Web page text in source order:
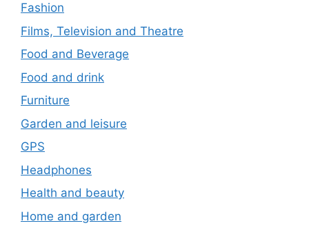
Fashion
Films, Television and Theatre
Food and Beverage
Food and drink
Furniture
Garden and leisure
GPS
Headphones
Health and beauty
Home and garden